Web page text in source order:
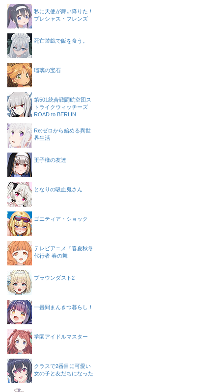
私に天使が舞い降りた！
プレシャス・フレンズ
死亡遊戯で飯を食う。
瑠璃の宝石
第501統合戦闘航空団ス
トライクウィッチーズ
ROAD to BERLIN
Re:ゼロから始める異世
界生活
王子様の友達
となりの吸血鬼さん
ゴエティア・ショック
テレビアニメ『春夏秋冬
代行者 春の舞
ブラウンダスト2
一畳間まんきつ暮らし！
学園アイドルマスター
クラスで2番目に可愛い
女の子と友だちになった